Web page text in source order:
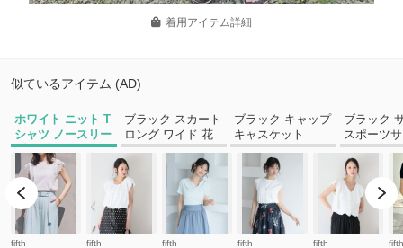
着用アイテム詳細